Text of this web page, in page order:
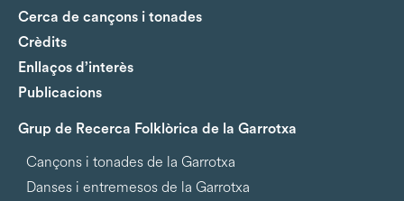
Cerca de cançons i tonades
Crèdits
Enllaços d’interès
Publicacions
Grup de Recerca Folklòrica de la Garrotxa
Cançons i tonades de la Garrotxa
Danses i entremesos de la Garrotxa